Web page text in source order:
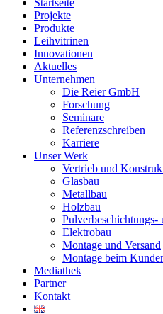
Menu
Projekte
Produkte
Leihvitrinen
Innovationen
Aktuelles
Unternehmen
Die Reier GmbH
Forschung
Seminare
Referenzschreiben
Karriere
Unser Werk
Vertrieb und
Glasbau
Metallbau
Holzbau
Pulverbeschichtungs-
Elektrobau
Montage und Versand
Montage beim
Mediathek
Partner
Kontakt